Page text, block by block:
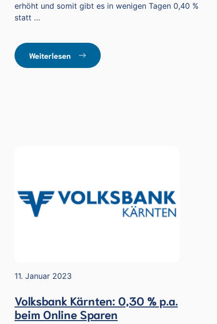
erhöht und somit gibt es in wenigen Tagen 0,40 %
statt …
Weiterlesen
11. Januar 2023
Volksbank Kärnten: 0,30 % p.a.
beim Online Sparen